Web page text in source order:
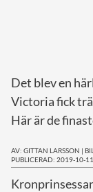
Det blev en
Victoria fick
Här är de
AV: GITTAN LARSSON |
PUBLICERAD: 2019-10-11
K